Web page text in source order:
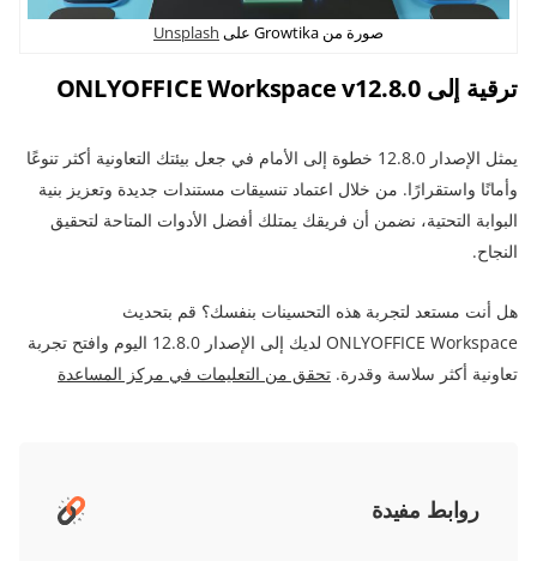
صورة من Growtika على Unsplash
ترقية إلى ONLYOFFICE Workspace v12.8.0
يمثل الإصدار 12.8.0 خطوة إلى الأمام في جعل بيئتك التعاونية أكثر تنوعًا
وأمانًا واستقرارًا. من خلال اعتماد تنسيقات مستندات جديدة وتعزيز بنية
البوابة التحتية، نضمن أن فريقك يمتلك أفضل الأدوات المتاحة لتحقيق
النجاح.
هل أنت مستعد لتجربة هذه التحسينات بنفسك؟ قم بتحديث
ONLYOFFICE Workspace لديك إلى الإصدار 12.8.0 اليوم وافتح تجربة
تعاونية أكثر سلاسة وقدرة. تحقق من التعليمات في مركز المساعدة
روابط مفيدة